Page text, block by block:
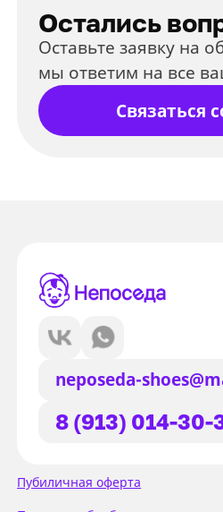
Остались
Оставьте заявку на
мы ответим на все
Связаться
neposeda-
8 (913) 014-30-
Пубиличная оферта
Сайт использует